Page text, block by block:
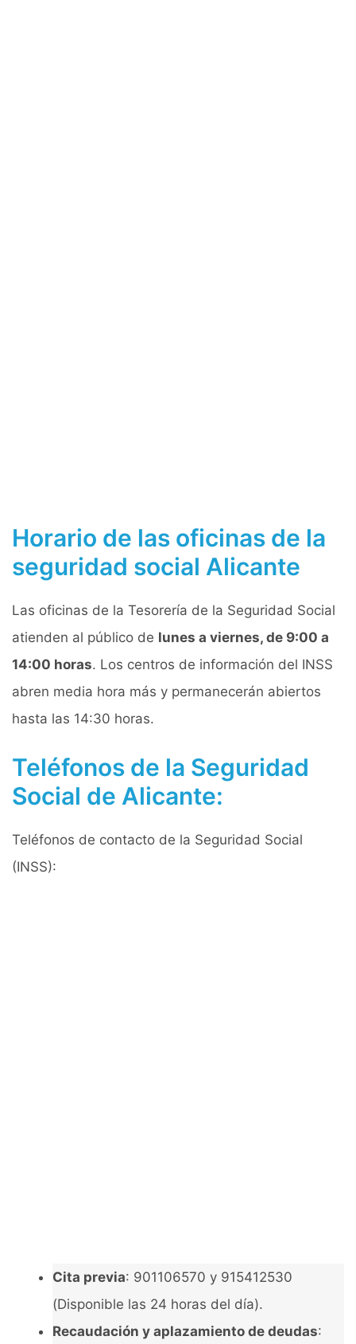
Horario de las oficinas de la
seguridad social Alicante
Las oficinas de la Tesorería de la Seguridad Social
atienden al público de lunes a viernes, de 9:00 a
14:00 horas. Los centros de información del INSS
abren media hora más y permanecerán abiertos
hasta las 14:30 horas.
Teléfonos de la Seguridad
Social de Alicante:
Teléfonos de contacto de la Seguridad Social
(INSS):
Cita previa: 901106570 y 915412530
(Disponible las 24 horas del día).
Recaudación y aplazamiento de deudas: